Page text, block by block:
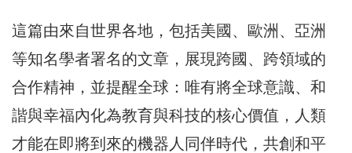
這篇由來自世界各地，包括美國、歐洲、亞洲
等知名學者署名的文章，展現跨國、跨領域的
合作精神，並提醒全球：唯有將全球意識、和
諧與幸福內化為教育與科技的核心價值，人類
才能在即將到來的機器人同伴時代，共創和平